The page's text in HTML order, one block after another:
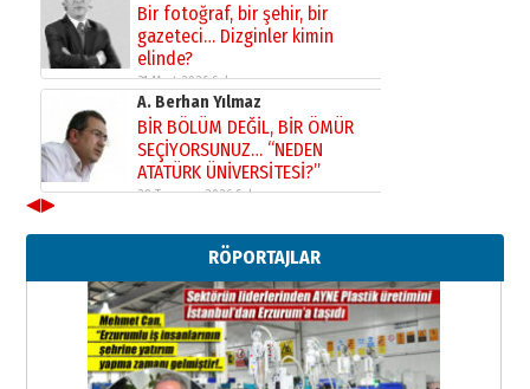
Bir fotoğraf, bir şehir, bir
gazeteci… Dizginler kimin
elinde?
31 Mart 2026 Salı
A. Berhan Yılmaz
BİR BÖLÜM DEĞİL, BİR ÖMÜR
SEÇİYORSUNUZ… “NEDEN
ATATÜRK ÜNİVERSİTESİ?”
28 Temmuz 2026 Salı
Ahmed Yesevi’den bir Alperen…
”Reisimiz” idi… Hakka yürüdü.!
26 Mart 2026 Perşembe
Cem Bakırcı
Ardında bıraktığı hatıralarıyla
gönül adamı Faruk Terzioğlu!
◀▶
RÖPORTAJLAR